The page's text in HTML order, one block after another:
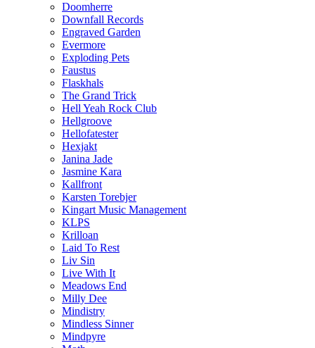
Doomherre
Downfall Records
Engraved Garden
Evermore
Exploding Pets
Faustus
Flaskhals
The Grand Trick
Hell Yeah Rock Club
Hellgroove
Hellofatester
Hexjakt
Janina Jade
Jasmine Kara
Kallfront
Karsten Torebjer
Kingart Music Management
KLPS
Krilloan
Laid To Rest
Liv Sin
Live With It
Meadows End
Milly Dee
Mindistry
Mindless Sinner
Mindpyre